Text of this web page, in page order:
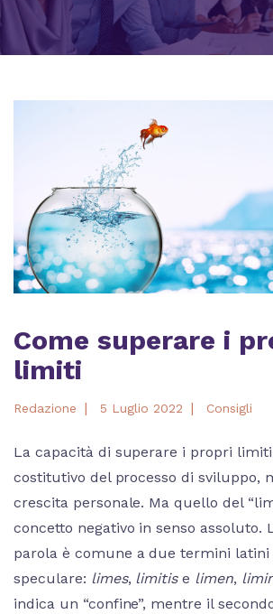
Come superare i
limiti
Redazione | 5 Luglio 2022 | Consigli
La capacità di superare i propri
costitutivo del processo di sviluppo,
crescita personale. Ma quello del
concetto negativo in senso assoluto.
parola è comune a due termini latini
speculare: limes, limitise limen,
indica un “confine”, mentre il